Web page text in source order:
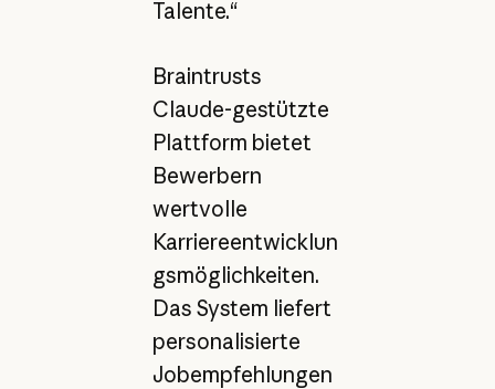
Talente.“
Braintrusts
Claude-gestützte
Plattform bietet
Bewerbern
wertvolle
Karriereentwicklun
gsmöglichkeiten.
Das System liefert
personalisierte
Jobempfehlungen